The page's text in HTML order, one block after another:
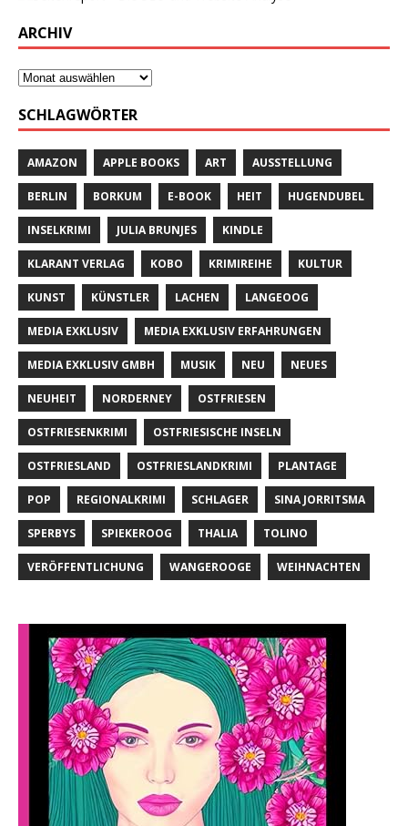
ARCHIV
SCHLAGWÖRTER
AMAZON APPLE BOOKS ART AUSSTELLUNG
BERLIN BORKUM E-BOOK HEIT HUGENDUBEL
INSELKRIMI JULIA BRUNJES KINDLE
KLARANT VERLAG KOBO KRIMIREIHE KULTUR
KUNST KÜNSTLER LACHEN LANGEOOG
MEDIA EXKLUSIV MEDIA EXKLUSIV ERFAHRUNGEN
MEDIA EXKLUSIV GMBH MUSIK NEU NEUES
NEUHEIT NORDERNEY OSTFRIESEN
OSTFRIESENKRIMI OSTFRIESISCHE INSELN
OSTFRIESLAND OSTFRIESLANDKRIMI PLANTAGE
POP REGIONALKRIMI SCHLAGER SINA JORRITSMA
SPERBYS SPIEKEROOG THALIA TOLINO
VERÖFFENTLICHUNG WANGEROOGE WEIHNACHTEN